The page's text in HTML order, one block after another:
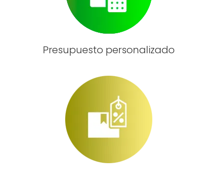
Presupuesto personalizado